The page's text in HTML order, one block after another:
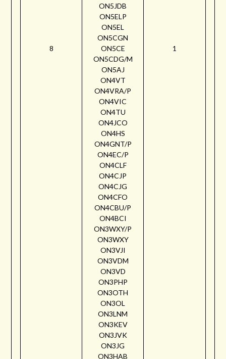
8
ON5JDB
ON5ELP
ON5EL
ON5CGN
ON5CE
ON5CDG/M
ON5AJ
ON4VT
ON4VRA/P
ON4VIC
ON4TU
ON4JCO
ON4HS
ON4GNT/P
ON4EC/P
ON4CLF
ON4CJP
ON4CJG
ON4CFO
ON4CBU/P
ON4BCI
ON3WXY/P
ON3WXY
ON3VJI
ON3VDM
ON3VD
ON3PHP
ON3OTH
ON3OL
ON3LNM
ON3KEV
ON3JVK
ON3JG
ON3HAB
1